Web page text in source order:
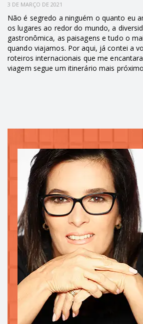
3 DE MARÇO DE 2021
Não é segredo a ninguém o quanto eu
os lugares ao redor do mundo, a
gastronômica, as paisagens e tudo o
quando viajamos. Por aqui, já contei a
roteiros internacionais que me
viagem segue um itinerário mais